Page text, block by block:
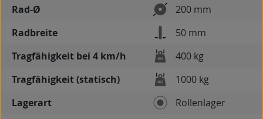
Rad-Ø
200 mm
Radbreite
50 mm
Tragfähigkeit bei 4 km/h
400 kg
Tragfähigkeit (statisch)
1000 kg
Lagerart
Rollenlager